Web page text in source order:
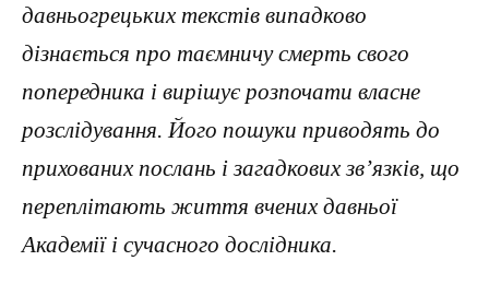
давньогрецьких текстів випадково
дізнається про таємничу смерть свого
попередника і вирішує розпочати власне
розслідування. Його пошуки приводять до
прихованих послань і загадкових зв’язків, що
переплітають життя вчених давньої
Академії і сучасного дослідника.